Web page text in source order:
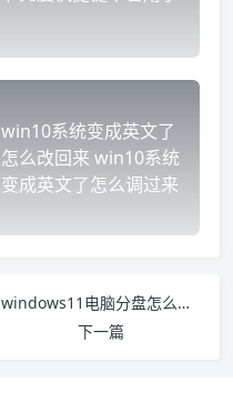
win10系统变成英文了
怎么改回来 win10系统
变成英文了怎么调过来
windows11电脑分盘怎么分 window10电脑分盘怎么分
下一篇